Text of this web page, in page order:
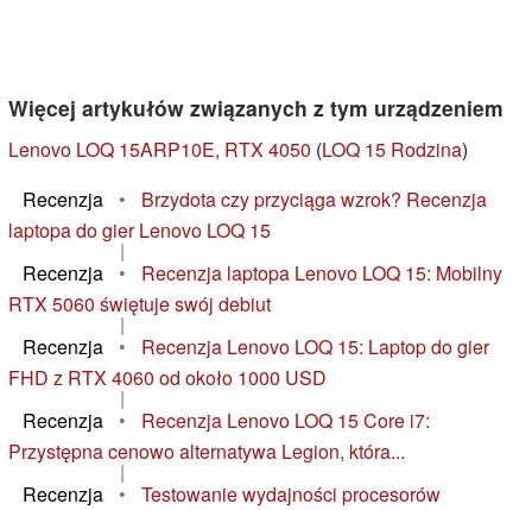
Więcej artykułów związanych z tym urządzeniem
Lenovo LOQ 15ARP10E, RTX 4050 (LOQ 15 Rodzina)
Recenzja
•
Brzydota czy przyciąga wzrok? Recenzja
laptopa do gier Lenovo LOQ 15
|
Recenzja
•
Recenzja laptopa Lenovo LOQ 15: Mobilny
RTX 5060 świętuje swój debiut
|
Recenzja
•
Recenzja Lenovo LOQ 15: Laptop do gier
FHD z RTX 4060 od około 1000 USD
|
Recenzja
•
Recenzja Lenovo LOQ 15 Core i7:
Przystępna cenowo alternatywa Legion, która...
|
Recenzja
•
Testowanie wydajności procesorów